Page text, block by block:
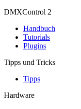
DMXControl 2
Handbuch
Tutorials
Plugins
Tipps und Tricks
Tipps
Hardware